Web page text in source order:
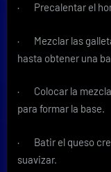
· Precalentar el
· Mezclar las
hasta obtener una
· Colocar la
para formar la base.
· Batir el queso
suavizar.